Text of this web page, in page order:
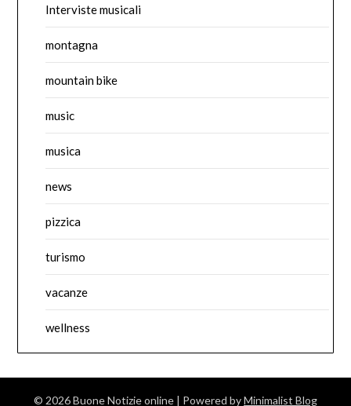
Interviste musicali
montagna
mountain bike
music
musica
news
pizzica
turismo
vacanze
wellness
© 2026 Buone Notizie online | Powered byMinimalist Blog